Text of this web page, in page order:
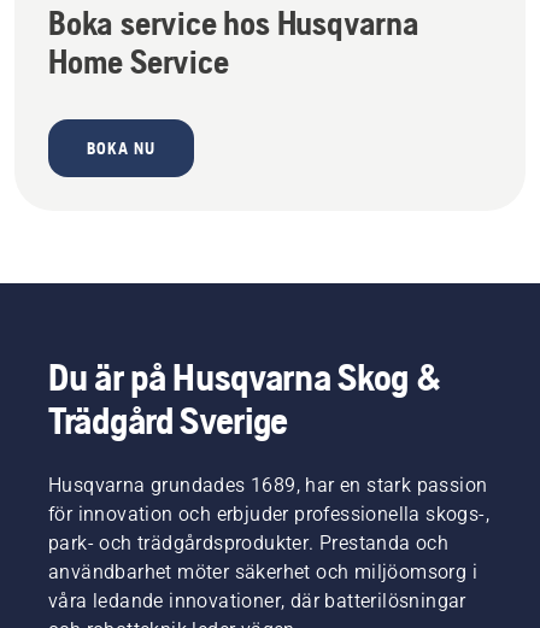
Boka service hos Husqvarna
Home Service
BOKA NU
Du är på Husqvarna Skog &
Trädgård Sverige
Husqvarna grundades 1689, har en stark passion
för innovation och erbjuder professionella skogs-,
park- och trädgårdsprodukter. Prestanda och
användbarhet möter säkerhet och miljöomsorg i
våra ledande innovationer, där batterilösningar